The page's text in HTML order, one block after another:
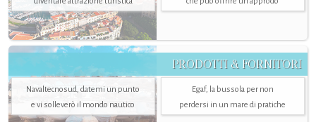
PRODOTTI & FORNITORI
Navaltecnosud, datemi un punto
e vi solleverò il mondo nautico
Egaf, la bussola per non
perdersi in un mare di pratiche